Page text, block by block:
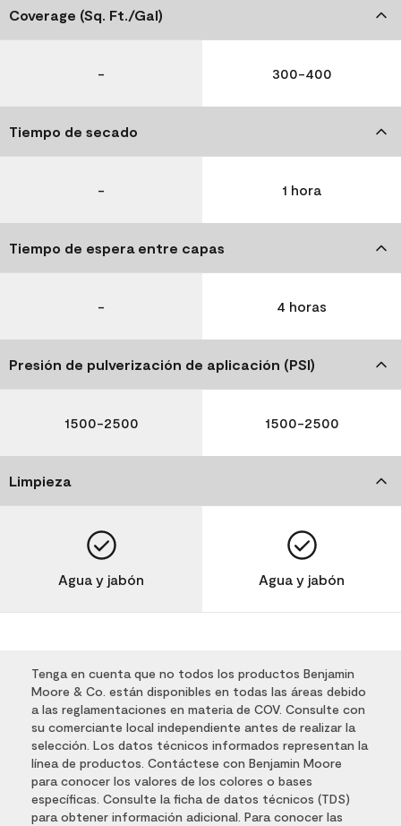
Coverage (Sq. Ft./Gal)
- 300-400
Tiempo de secado
- 1 hora
Tiempo de espera entre capas
- 4 horas
Presión de pulverización de aplicación (PSI)
1500-2500 1500-2500
Limpieza
Agua y jabón Agua y jabón
Tenga en cuenta que no todos los productos Benjamin
Moore & Co. están disponibles en todas las áreas debido
a las reglamentaciones en materia de COV. Consulte con
su comerciante local independiente antes de realizar la
selección. Los datos técnicos informados representan la
línea de productos. Contáctese con Benjamin Moore
para conocer los valores de los colores o bases
específicas. Consulte la ficha de datos técnicos (TDS)
para obtener información adicional. Para conocer las